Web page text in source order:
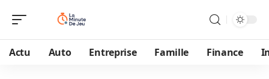
Actu Auto Entreprise Famille Finance